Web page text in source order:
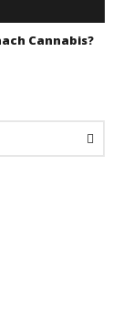
Cannabis?